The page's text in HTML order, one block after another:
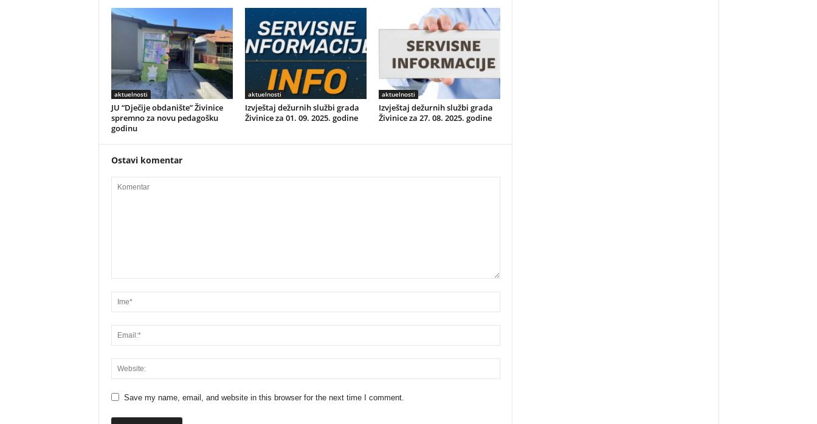
aktuelnosti
JU “Dječije obdanište” Živinice
spremno za novu pedagošku
godinu
aktuelnosti
Izvještaj dežurnih službi grada
Živinice za 01. 09. 2025. godine
aktuelnosti
Izvještaj dežurnih službi grada
Živinice za 27. 08. 2025. godine
Ostavi komentar
Save my name, email, and website in this browser for the next time I comment.